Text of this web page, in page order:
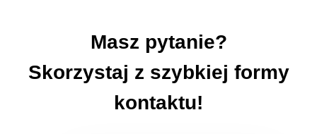
Masz pytanie?
Skorzystaj z szybkiej formy
kontaktu!